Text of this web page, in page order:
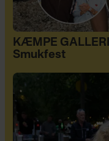
KÆMPE
Smukfest